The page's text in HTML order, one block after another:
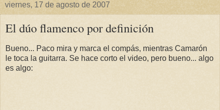
viernes, 17 de agosto de 2007
El dúo flamenco por definición
Bueno... Paco mira y marca el compás, mientras Camarón
le toca la guitarra. Se hace corto el video, pero bueno... algo
es algo: